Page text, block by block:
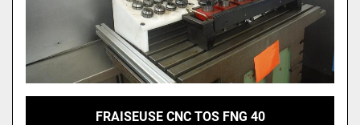
FRAISEUSE CNC TOS FNG 40